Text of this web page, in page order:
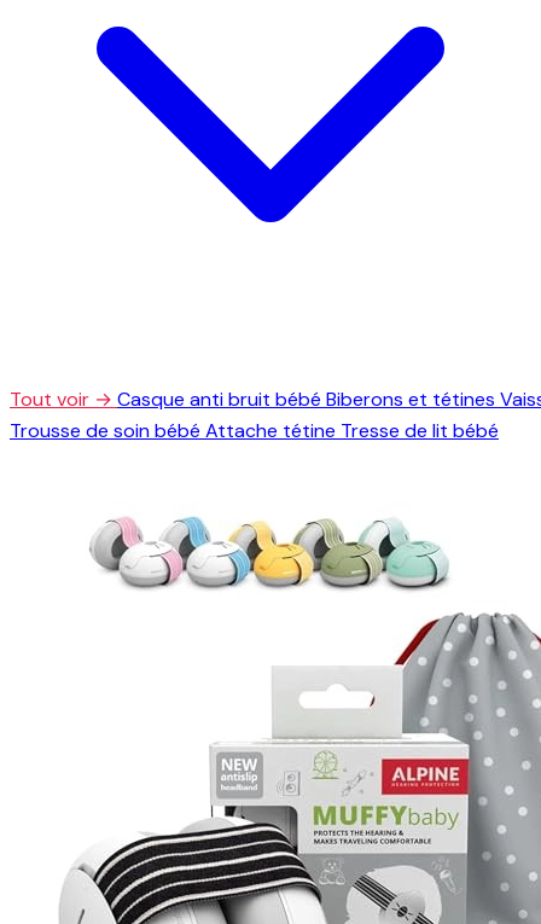
Tout voir → Casque anti bruit bébé Biberons et tétines
Trousse de soin bébé Attache tétine Tresse de lit bébé